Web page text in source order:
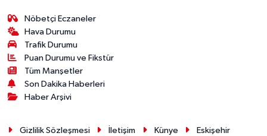
Nöbetçi Eczaneler
Hava Durumu
Trafik Durumu
Puan Durumu ve Fikstür
Tüm Manşetler
Son Dakika Haberleri
Haber Arşivi
Gizlilik Sözleşmesi İletişim Künye
Eskişehir